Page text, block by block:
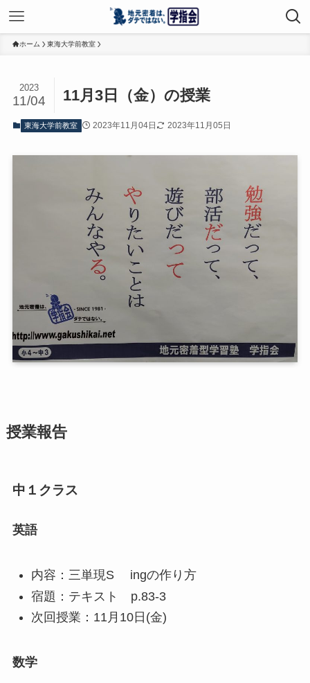
ホーム 東海大学前教室
11月3日（金）の授業
2023
11/04
東海大学前教室 2023年11月04日 2023年11月05日
授業報告
中１クラス
英語
内容：三単現S ingの作り方
宿題：テキスト p.83-3
次回授業：11月10日(金)
数学